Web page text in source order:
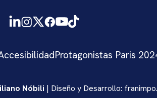
Protagonistas Paris
Nóbili | Diseño y Desarrollo: